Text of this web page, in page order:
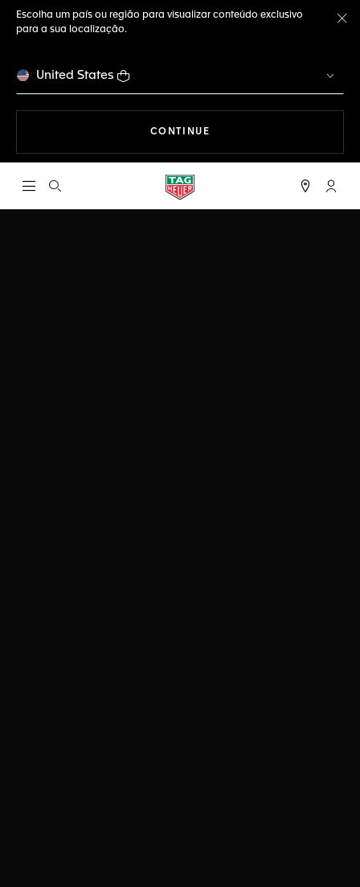
Escolha um país ou região para visualizar conteúdo exclusivo
para a sua localização.
United States
CONTINUE
Abrir a busca Conta